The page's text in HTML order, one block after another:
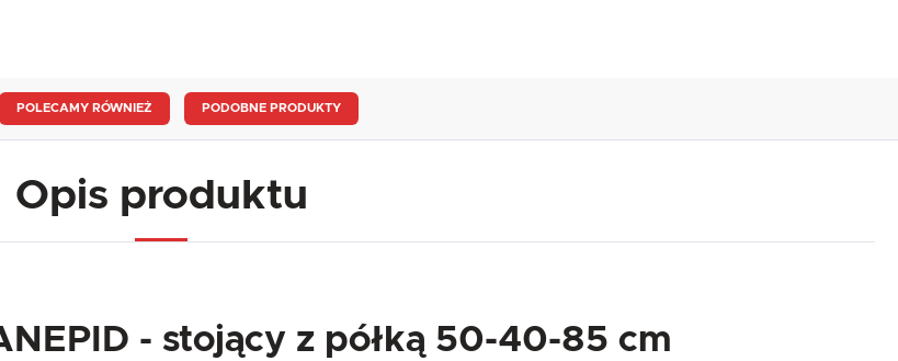
POLECAMY RÓWNIEŻ PODOBNE PRODUKTY
Opis produktu
- stojący z półką 50-40-85 cm